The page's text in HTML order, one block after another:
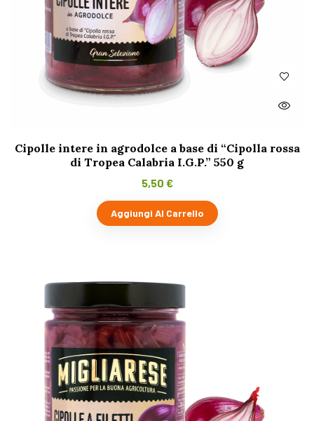
Cipolle intere in agrodolce a base di “Cipolla rossa
di Tropea Calabria I.G.P.” 550 g
5,50 €
Aggiungi Al Carrello